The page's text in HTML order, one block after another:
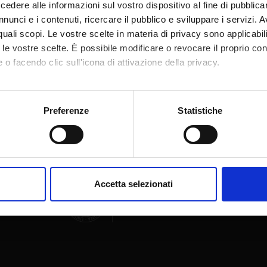
alle informazioni sul vostro dispositivo al fine di
e i contenuti, ricercare il pubblico e sviluppare i servizi.
scopi. Le vostre scelte in materia di privacy sono
vostre scelte. È possibile modificare o revocare il proprio
o facendo clic sull'icona di attivazione della privacy.
anche:
sulla tua posizione geografica, con un'approssimazione di
in qualsiasi momento dalla Dichiarazione sui cookie.
e social media, i quali potrebbero combinarle con altre
dei loro servizi.
Preferenze Statistiche
Accetta selezionati